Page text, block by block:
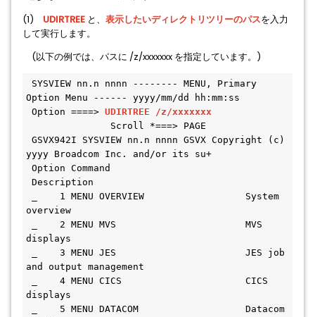
(1) UDIRTREE と、 表示したいディレクトリツリーのパスを入力
して実行します。
(以下の例では、パスに /z/xxxxxxx を指定しています。)
Option Menu ------ yyyy/mm/dd hh:mm:ss
Option ====> UDIRTREE /z/xxxxxxx
Scroll *===> PAGE
yyyy Broadcom Inc. and/or its su+
Option Command
Description
_    1 MENU OVERVIEW                  System
overview
_    2 MENU MVS                       MVS
displays
_    3 MENU JES                       JES job
and output management
_    4 MENU CICS                      CICS
displays
_    5 MENU DATACOM                   Datacom